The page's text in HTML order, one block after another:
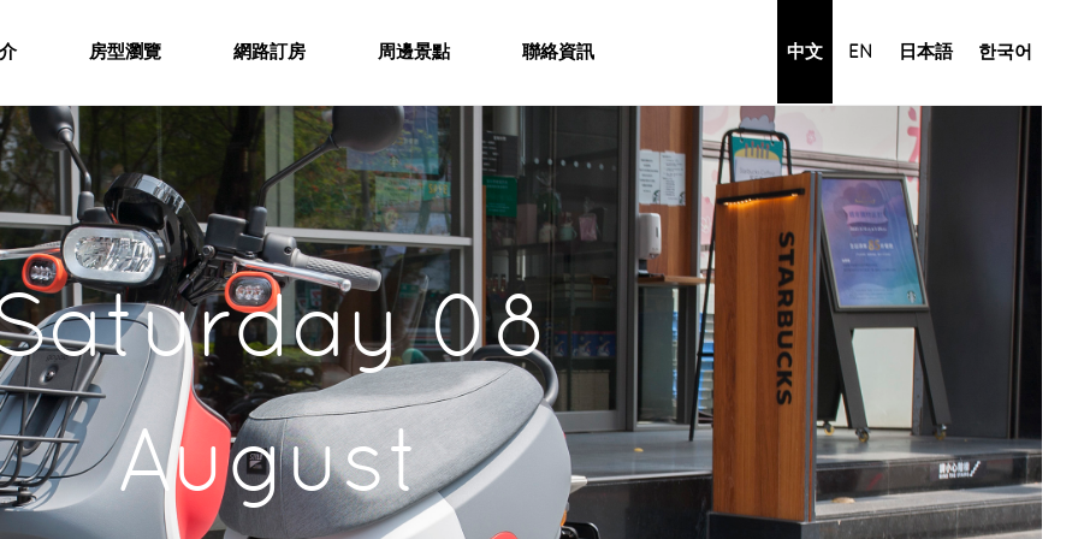
房型瀏覽 網路訂房 周邊景點 聯絡資訊 中文 EN 日本語 한국어
08
August